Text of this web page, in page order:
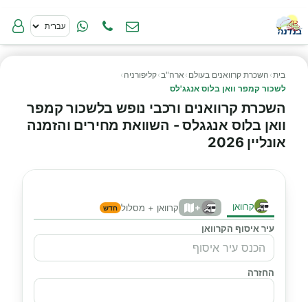
בית› השכרת קרוואנים בעולם › ארה"ב›קליפורניה ›
לשכור קמפר וואן בלוס אנגג'לס
השכרת קרוואנים ורכבי נופש בלשכור קמפר
וואן בלוס אנגגלס - השוואת מחירים והזמנה
אונליין 2026
קרוואן + קרוואן + מסלול חדש
עיר איסוף הקרוואן
החזרה